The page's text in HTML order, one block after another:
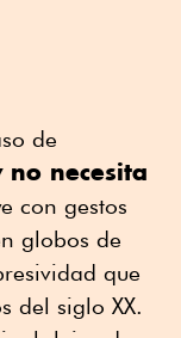
de
no necesita
con gestos
globos de
que
del siglo XX.